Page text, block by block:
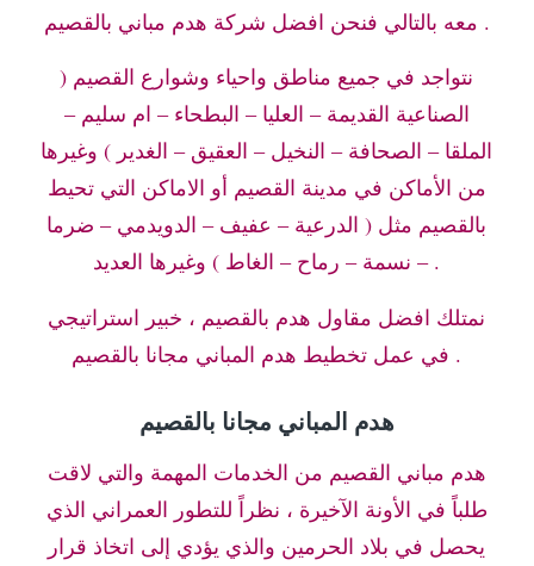
معه بالتالي فنحن افضل شركة هدم مباني بالقصيم .
نتواجد في جميع مناطق واحياء وشوارع القصيم (
الصناعية القديمة – العليا – البطحاء – ام سليم –
الملقا – الصحافة – النخيل – العقيق – الغدير ) وغيرها
من الأماكن في مدينة القصيم أو الاماكن التي تحيط
بالقصيم مثل ( الدرعية – عفيف – الدويدمي – ضرما
– نسمة – رماح – الغاط ) وغيرها العديد .
نمتلك افضل مقاول هدم بالقصيم ، خبير استراتيجي
في عمل تخطيط هدم المباني مجانا بالقصيم .
هدم المباني مجانا بالقصيم
هدم مباني القصيم من الخدمات المهمة والتي لاقت
طلباً في الأونة الآخيرة ، نظراً للتطور العمراني الذي
يحصل في بلاد الحرمين والذي يؤدي إلى اتخاذ قرار